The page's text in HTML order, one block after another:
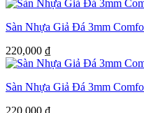
Sàn Nhựa Giả Đá 3mm
220,000 ₫
Sàn Nhựa Giả Đá 3mm
220,000 ₫